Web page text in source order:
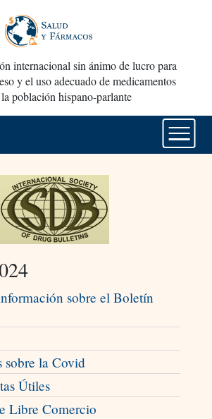
internacional sin ánimo de lucro para
y el uso adecuado de medicamentos
población hispano-parlante
sobre el Boletín
sobre la Covid
Útiles
Libre Comercio